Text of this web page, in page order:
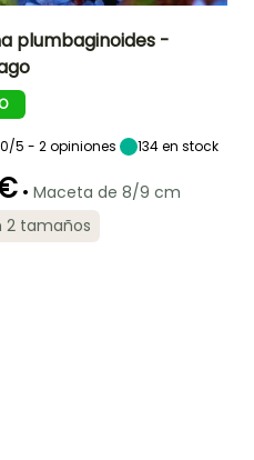
Periodo de
plantación
razonable
plumbaginoides -
5 - 2 opiniones 134en stock
• Maceta de 8/9 cm
2 tamaños